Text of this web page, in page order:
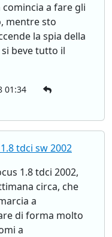
comincia a fare gli
mentre sto
la spia della
beve tutto il
01:34
tdci sw 2002
1.8 tdci 2002,
circa, che
a
di forma molto
a